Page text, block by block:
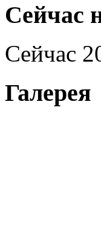
Сейчас
Сейчас
Галерея